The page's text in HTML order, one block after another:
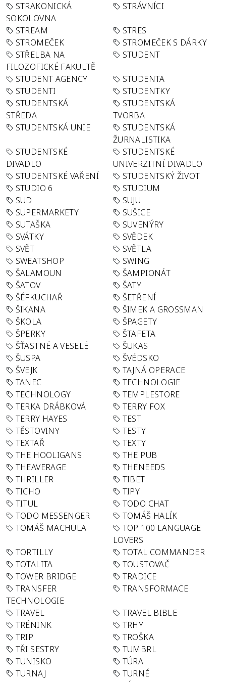
STRAKONICKÁ
SOKOLOVNA
STRÁVNÍCI
STREAM
STRES
STROMEČEK
STROMEČEK S DÁRKY
STŘELBA NA
FILOZOFICKÉ FAKULTĚ
STUDENT
STUDENT AGENCY
STUDENTA
STUDENTI
STUDENTKY
STUDENTSKÁ
STŘEDA
STUDENTSKÁ
TVORBA
STUDENTSKÁ UNIE
STUDENTSKÁ
ŽURNALISTIKA
STUDENTSKÉ
DIVADLO
STUDENTSKÉ
UNIVERZITNÍ DIVADLO
STUDENTSKÉ VAŘENÍ
STUDENTSKÝ ŽIVOT
STUDIO 6
STUDIUM
SUD
SUJU
SUPERMARKETY
SUŠICE
SUTAŠKA
SUVENÝRY
SVÁTKY
SVĚDEK
SVĚT
SVĚTLA
SWEATSHOP
SWING
ŠALAMOUN
ŠAMPIONÁT
ŠATOV
ŠATY
ŠÉFKUCHAŘ
ŠETŘENÍ
ŠIKANA
ŠIMEK A GROSSMAN
ŠKOLA
ŠPAGETY
ŠPERKY
ŠTAFETA
ŠŤASTNÉ A VESELÉ
ŠUKAS
ŠUSPA
ŠVÉDSKO
ŠVEJK
TAJNÁ OPERACE
TANEC
TECHNOLOGIE
TECHNOLOGY
TEMPLESTORE
TERKA DRÁBKOVÁ
TERRY FOX
TERRY HAYES
TEST
TĚSTOVINY
TESTY
TEXTAŘ
TEXTY
THE HOOLIGANS
THE PUB
THEAVERAGE
THENEEDS
THRILLER
TIBET
TICHO
TIPY
TITUL
TODO CHAT
TODO MESSENGER
TOMÁŠ HALÍK
TOMÁŠ MACHULA
TOP 100 LANGUAGE
LOVERS
TORTILLY
TOTAL COMMANDER
TOTALITA
TOUSTOVAČ
TOWER BRIDGE
TRADICE
TRANSFER
TECHNOLOGIE
TRANSFORMACE
TRAVEL
TRAVEL BIBLE
TRÉNINK
TRHY
TRIP
TROŠKA
TŘI SESTRY
TUMBRL
TUNISKO
TÚRA
TURNAJ
TURNÉ